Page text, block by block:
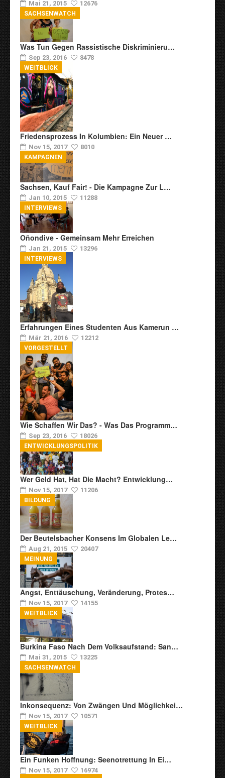
Mai 21, 2015 12676
Was Tun Gegen Rassistische Diskriminieru…
Sep 23, 2016 8478
SACHSENWATCH
Friedensprozess In Kolumbien: Ein Neuer …
Nov 15, 2017 8010
WEITBLICK
Sachsen, Kauf Fair! - Die Kampagne Zur L…
Jan 10, 2015 11288
KAMPAGNEN
Oñondive - Gemeinsam Mehr Erreichen
Jan 21, 2015 13296
INTERVIEWS
Erfahrungen Eines Studenten Aus Kamerun …
Mär 21, 2016 12212
INTERVIEWS
Wie Schaffen Wir Das? - Was Das Programm…
Sep 23, 2016 18026
VORGESTELLT
Wer Geld Hat, Hat Die Macht? Entwicklung…
Nov 15, 2017 11206
ENTWICKLUNGSPOLITIK
Der Beutelsbacher Konsens Im Globalen Le…
Aug 21, 2015 20407
BILDUNG
Angst, Enttäuschung, Veränderung, Protes…
Nov 15, 2017 14155
MEINUNG
Burkina Faso Nach Dem Volksaufstand: San…
Mai 31, 2015 13225
WEITBLICK
Inkonsequenz: Von Zwängen Und Möglichkei…
Nov 15, 2017 10571
SACHSENWATCH
Ein Funken Hoffnung: Seenotrettung In Ei…
Nov 15, 2017 16974
WEITBLICK